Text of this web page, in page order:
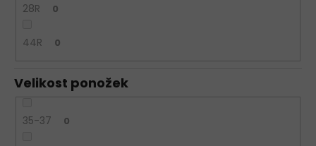
28R 0
44R 0
Velikost ponožek
35-37 0